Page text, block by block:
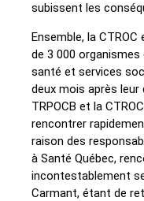
subissent les
Ensemble, la
de 3 000
santé et services
deux mois après leur
TRPOCB et la
rencontrer
raison des
à Santé Québec,
incontestablement
Carmant, étant de